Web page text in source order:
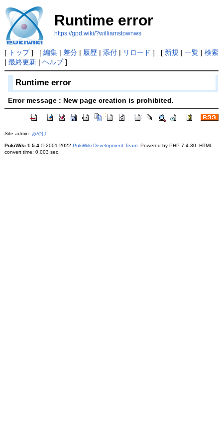
Runtime error
https://gpd.wiki/?williamstownws
[ トップ] [ 編集| 差分| 履歴| 添付| リロード ] [ 新規 | 一覧| 検索
| 最終更新| ヘルプ]
Runtime error
Error message : New page creation is prohibited.
Site admin: みやけ
PukiWiki 1.5.4© 2001-2022 PukiWiki Development Team. Powered by PHP 7.4.30. HTML
convert time: 0.003 sec.